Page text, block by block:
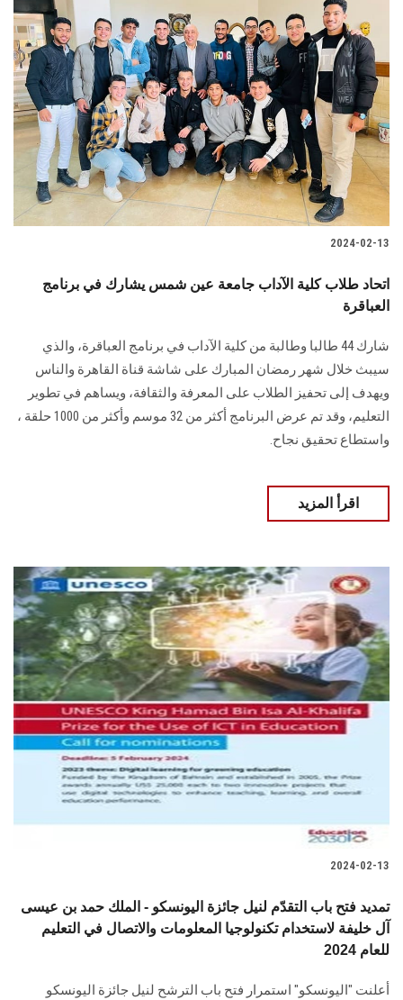
2024-02-13
اتحاد طلاب كلية الآداب جامعة عين شمس يشارك في برنامج
العباقرة
شارك 44 طالبا وطالبة من كلية الآداب في برنامج العباقرة، والذي
ويهدف إلى تحفيز الطلاب على المعرفة والثقافة، ويساهم في تطوير
التعليم، وقد ‏تم عرض البرنامج أكثر من 32 موسم وأكثر من 1000 حلقة ،
واستطاع تحقيق نجاح.
اقرأ المزيد
2024-02-13
تمديد فتح باب التقدّم لنيل جائزة اليونسكو - الملك حمد بن عيسى
آل خليفة لاستخدام تكنولوجيا المعلومات والاتصال في التعليم
للعام 2024
أعلنت "اليونسكو" استمرار فتح باب الترشح ‏لنيل جائزة اليونسكو